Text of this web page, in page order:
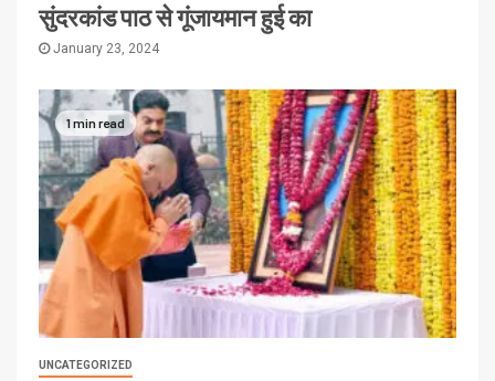
सुंदरकांड पाठ से गूंजायमान हुई का
January 23, 2024
1 min read
UNCATEGORIZED